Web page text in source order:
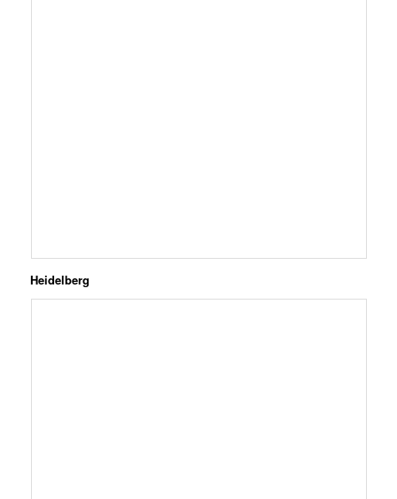
Heidelberg